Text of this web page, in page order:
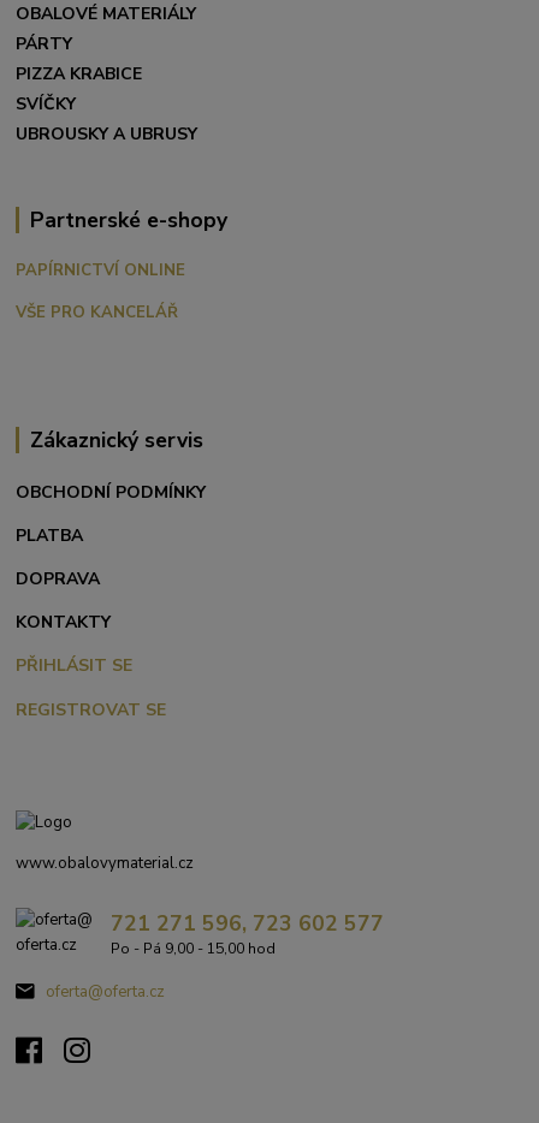
OBALOVÉ MATERIÁLY
PÁRTY
PIZZA KRABICE
SVÍČKY
UBROUSKY A UBRUSY
Partnerské e-shopy
PAPÍRNICTVÍ ONLINE
VŠE PRO KANCELÁŘ
Zákaznický servis
OBCHODNÍ PODMÍNKY
PLATBA
DOPRAVA
KONTAKTY
PŘIHLÁSIT SE
REGISTROVAT SE
www.obalovymaterial.cz
721 271 596, 723 602 577
Po - Pá 9,00 - 15,00 hod
oferta@oferta.cz